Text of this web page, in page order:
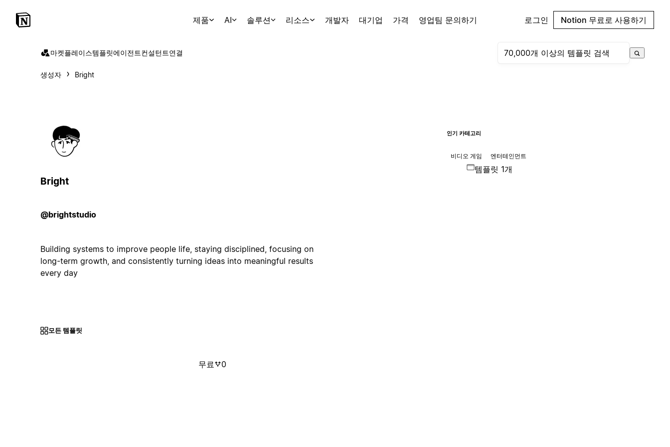
제품 AI 솔루션 리소스 개발자 대기업 가격 영업팀 문의하기 로그인 Notion 무료로 사용하기
마켓플레이스템플릿에이전트컨설턴트연결
생성자 Bright
Bright
@brightstudio
Building systems to improve people life, staying disciplined, focusing on
long-term growth, and consistently turning ideas into meaningful results
every day
인기 카테고리
비디오 게임 엔터테인먼트
템플릿 1개
모든 템플릿
무료 0